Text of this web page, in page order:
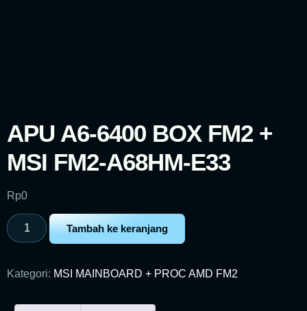
APU A6-6400 BOX FM2 +
MSI FM2-A68HM-E33
Rp0
Tambah ke keranjang
Kategori: MSI MAINBOARD + PROC AMD FM2